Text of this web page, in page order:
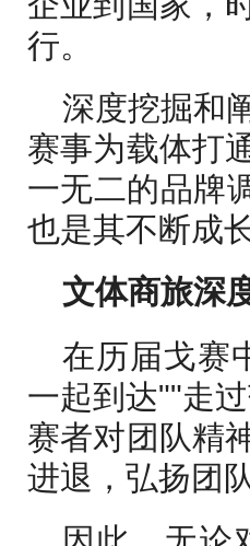
行。
深度挖掘和
赛事为载体打
一无二的品牌
也是其不断成
文体商旅深
在历届戈赛
一起到达""走
赛者对团队精
进退，弘扬团